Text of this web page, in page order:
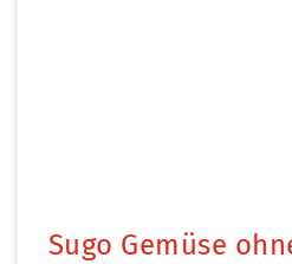
Sugo Gemüse